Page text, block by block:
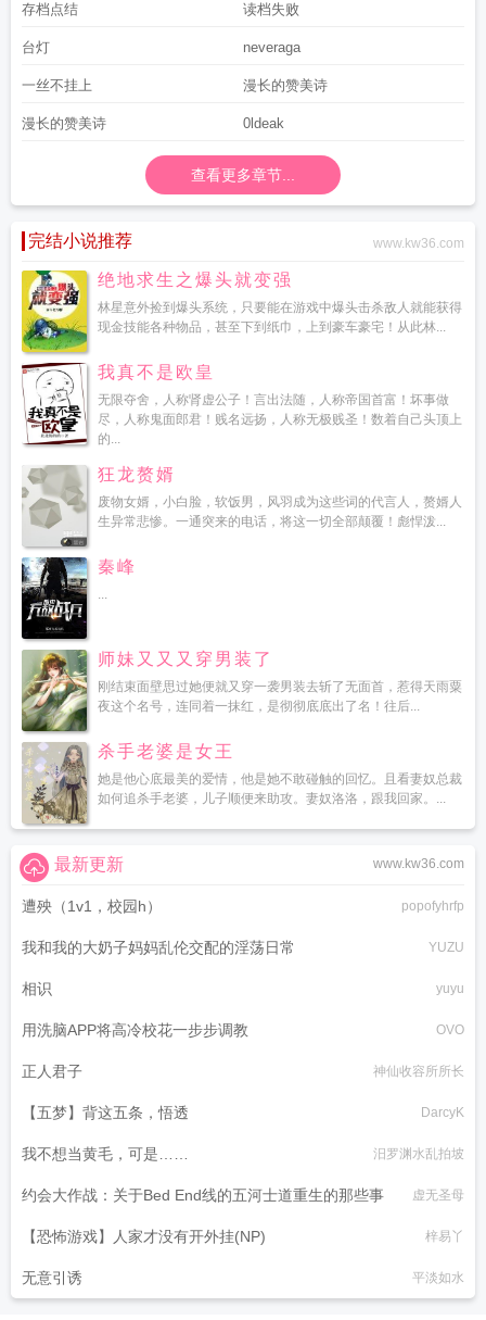
存档点结 读档失败
台灯 neveraga
一丝不挂上 漫长的赞美诗
漫长的赞美诗 0ldeak
查看更多章节...
完结小说推荐 www.kw36.com
绝地求生之爆头就变强
林星意外捡到爆头系统，只要能在游戏中爆头击杀敌人就能获得
现金技能各种物品，甚至下到纸巾，上到豪车豪宅！从此林...
我真不是欧皇
无限夺舍，人称肾虚公子！言出法随，人称帝国首富！坏事做
尽，人称鬼面郎君！贱名远扬，人称无极贱圣！数着自己头顶上
的...
狂龙赘婿
废物女婿，小白脸，软饭男，风羽成为这些词的代言人，赘婿人
生异常悲惨。一通突来的电话，将这一切全部颠覆！彪悍泼...
秦峰
...
师妹又又又穿男装了
刚结束面壁思过她便就又穿一袭男装去斩了无面首，惹得天雨粟
夜这个名号，连同着一抹红，是彻彻底底出了名！往后...
杀手老婆是女王
她是他心底最美的爱情，他是她不敢碰触的回忆。且看妻奴总裁
如何追杀手老婆，儿子顺便来助攻。妻奴洛洛，跟我回家。...
www.kw36.com
最新更新
遭殃（1v1，校园h） popofyhrfp
我和我的大奶子妈妈乱伦交配的淫荡日常 YUZU
相识 yuyu
用洗脑APP将高冷校花一步步调教 OVO
正人君子 神仙收容所所长
【五梦】背这五条，悟透 DarcyK
我不想当黄毛，可是…… 汨罗渊水乱拍坡
约会大作战：关于Bed End线的五河士道重生的那些事 虚无圣母
【恐怖游戏】人家才没有开外挂(NP) 梓易丫
无意引诱 平淡如水